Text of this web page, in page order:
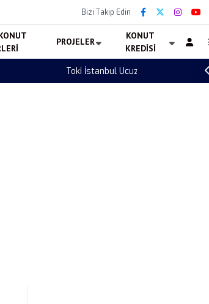
Bizi Takip Edin
PROJELER
KONUT
KREDISI
JTI Sigara